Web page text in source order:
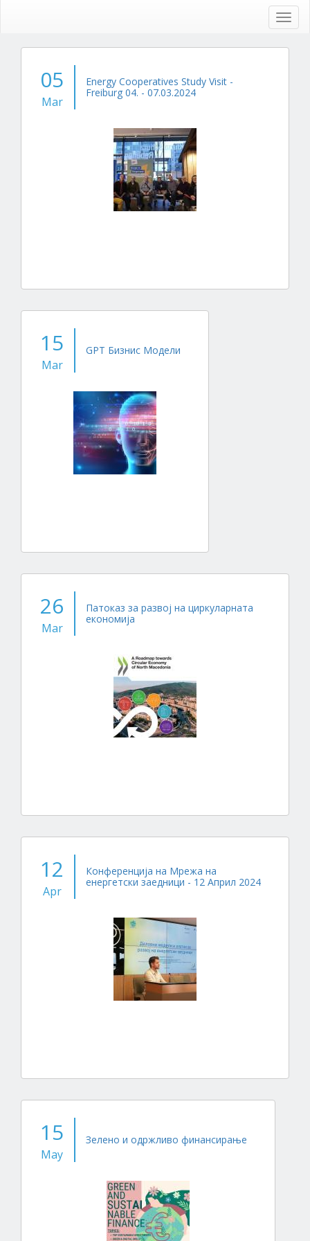
content
05
Mar
Energy Cooperatives Study Visit -
Freiburg 04. - 07.03.2024
15
Mar
GPT Бизнис Модели
26
Mar
Патоказ за развој на циркуларната
економија
12
Apr
Конференција на Мрежа на
енергетски заедници - 12 Април 2024
15
May
Зелено и одржливо финансирање